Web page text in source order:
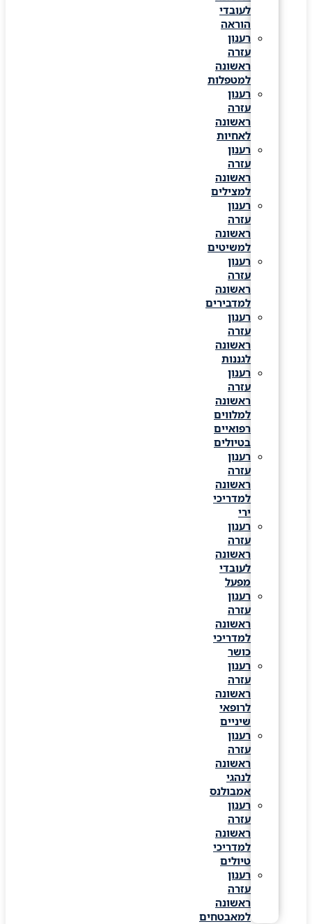
לעובדי
הוראה
רענון
עזרה
ראשונה
למטפלות
רענון
עזרה
ראשונה
לאחיות
רענון
עזרה
ראשונה
למצילים
רענון
עזרה
ראשונה
למשיטים
רענון
עזרה
ראשונה
למדבירים
רענון
עזרה
ראשונה
לגננות
רענון
עזרה
ראשונה
למלווים
רפואיים
בטיולים
רענון
עזרה
ראשונה
למדריכי
רענון
עזרה
ראשונה
לעובדי
מפעל
רענון
עזרה
ראשונה
למדריכי
כושר
רענון
עזרה
ראשונה
לרופאי
שיניים
רענון
עזרה
ראשונה
לנהגי
אמבולנס
רענון
עזרה
ראשונה
למדריכי
טיולים
רענון
עזרה
ראשונה
למאבטחים